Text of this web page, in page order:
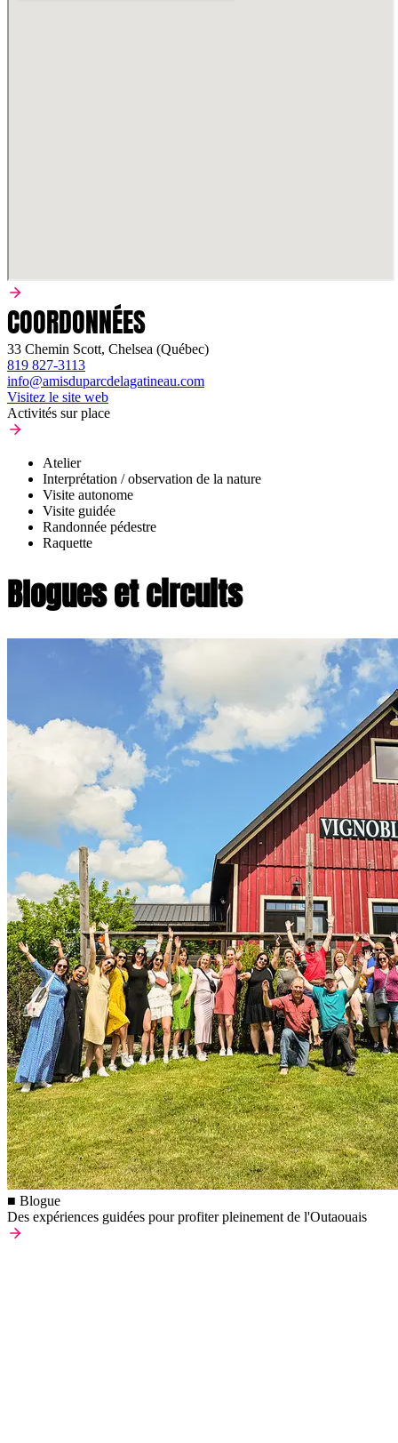
COORDONNÉES
33 Chemin Scott, Chelsea (Québec)
819 827-3113
info@amisduparcdelagatineau.com
Visitez le site web
Activités sur place
Atelier
Interprétation / observation de la nature
Visite autonome
Visite guidée
Randonnée pédestre
Raquette
Blogues et circuits
■ Blogue
Des expériences guidées pour profiter pleinement de l'Outaouais